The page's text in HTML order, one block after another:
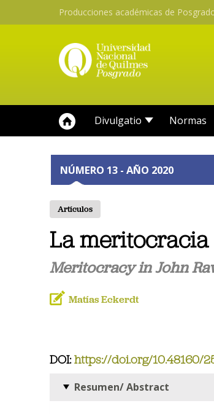
Producciones académicas de
Divulgatio Normas
NÚMERO 13 - AÑO 2020
Artículos
La meritocracia
Meritocracy in John
Matías Eckerdt
DOI: https://doi.org/10.48160/
Resumen/ Abstract